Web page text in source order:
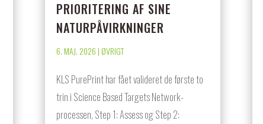
PRIORITERING AF SINE
NATURPÅVIRKNINGER
6. MAJ. 2026|ØVRIGT
KLS PurePrint har fået valideret de første to
trin i Science Based Targets Network-
processen, Step 1: Assess og Step 2: